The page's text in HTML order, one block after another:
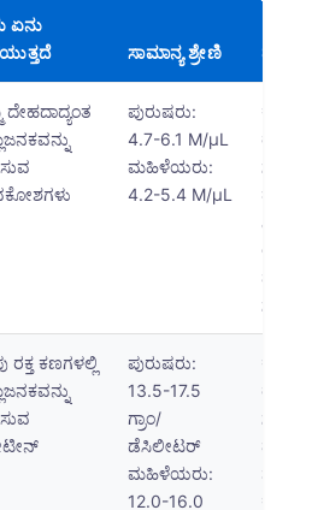
ಏನು
ಸಾಮಾನ್ಯ ಶ್ರೇಣಿ
ದೇಹದಾದ್ಯಂತ
ಪುರುಷರು:
4.7-6.1 M/μL
ಮಹಿಳೆಯರು:
4.2-5.4 M/μL
ಕಡಿಮೆ
ಹೆಚ್ಚಿನ
ಅಥವಾ
ರಕ್ತ ಕಣಗಳಲ್ಲಿ
ಪುರುಷರು:
13.5-17.5
ಗ್ರಾಂ/
ಡೆಸಿಲೀಟರ್
ಮಹಿಳೆಯರು:
12.0-16.0
ಕಡಿಮೆ